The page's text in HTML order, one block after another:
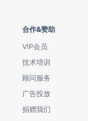
合作&赞助
VIP会员
技术培训
顾问服务
广告投放
捐赠我们